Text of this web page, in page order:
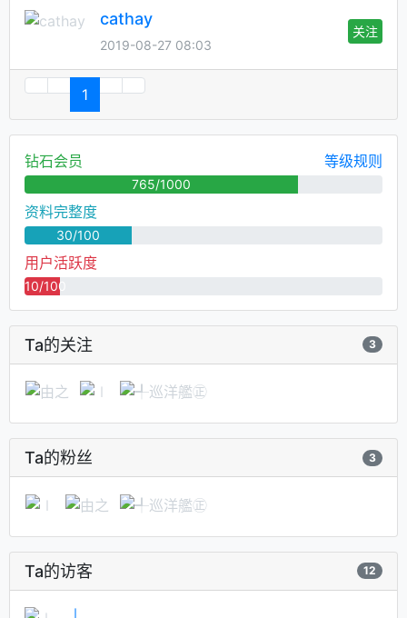
cathay
2019-08-27 08:03
关注
1
钻石会员 等级规则
765/1000
资料完整度
30/100
用户活跃度
10/100
Ta的关注 3
Ta的粉丝 3
Ta的访客 12
∣